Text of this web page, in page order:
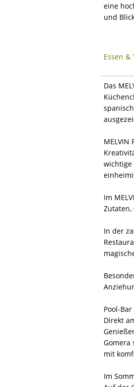
eine
und
Essen &
Das
MELVIN
wichtige
Im
In der
Pool-Bar
Direkt
Gomera
mit
Im